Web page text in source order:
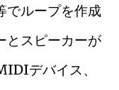
でループを作成
とスピーカーが
デバイス、